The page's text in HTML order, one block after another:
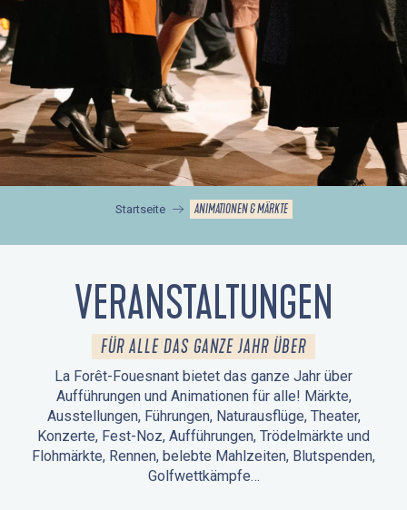
Startseite ANIMATIONEN & MÄRKTE
VERANSTALTUNGEN
FÜR ALLE DAS GANZE JAHR ÜBER
La Forêt-Fouesnant bietet das ganze Jahr über
Aufführungen und Animationen für alle! Märkte,
Ausstellungen, Führungen, Naturausflüge, Theater,
Konzerte, Fest-Noz, Aufführungen, Trödelmärkte und
Flohmärkte, Rennen, belebte Mahlzeiten, Blutspenden,
Golfwettkämpfe…